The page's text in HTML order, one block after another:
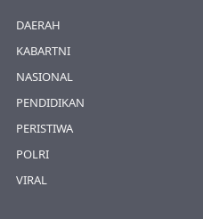
DAERAH
KABARTNI
NASIONAL
PENDIDIKAN
PERISTIWA
POLRI
VIRAL